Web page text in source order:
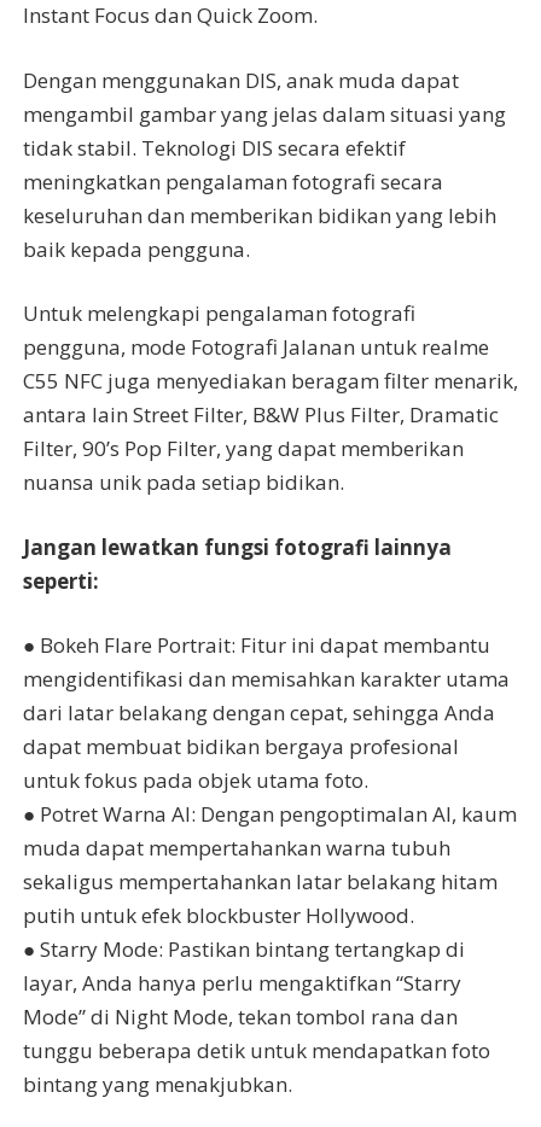
Instant Focus dan Quick Zoom.
Dengan menggunakan DIS, anak muda dapat
mengambil gambar yang jelas dalam situasi yang
tidak stabil. Teknologi DIS secara efektif
meningkatkan pengalaman fotografi secara
keseluruhan dan memberikan bidikan yang lebih
baik kepada pengguna.
Untuk melengkapi pengalaman fotografi
pengguna, mode Fotografi Jalanan untuk realme
C55 NFC juga menyediakan beragam filter menarik,
antara lain Street Filter, B&W Plus Filter, Dramatic
Filter, 90’s Pop Filter, yang dapat memberikan
nuansa unik pada setiap bidikan.
Jangan lewatkan fungsi fotografi lainnya
seperti:
● Bokeh Flare Portrait: Fitur ini dapat membantu
mengidentifikasi dan memisahkan karakter utama
dari latar belakang dengan cepat, sehingga Anda
dapat membuat bidikan bergaya profesional
untuk fokus pada objek utama foto.
● Potret Warna AI: Dengan pengoptimalan AI, kaum
muda dapat mempertahankan warna tubuh
sekaligus mempertahankan latar belakang hitam
putih untuk efek blockbuster Hollywood.
● Starry Mode: Pastikan bintang tertangkap di
layar, Anda hanya perlu mengaktifkan “Starry
Mode” di Night Mode, tekan tombol rana dan
tunggu beberapa detik untuk mendapatkan foto
bintang yang menakjubkan.